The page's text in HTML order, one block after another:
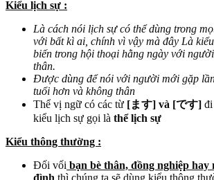
Kiểu lịch sự :
Là cách nói lịch sự có thể dùng trong
với bất kì ai, chính vì vậy mà đây Là
biến trong hội thoại hằng ngày với
thân.
Được dùng để nói với người mới gặp
tuổi hơn và không thân
Thể vị ngữ có các từ [ます] và [です] đi
kiểu lịch sự gọi là thể lịch sự
Kiểu thông thường :
Đối vối bạn bè thân, đồng nghiệp hay
đình thì chúng ta sẽ dùng kiểu thông